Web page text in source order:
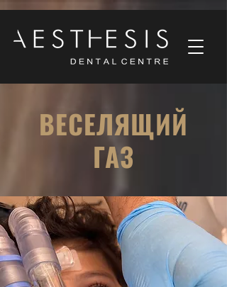
ВЕСЕЛЯЩИЙ
ГАЗ